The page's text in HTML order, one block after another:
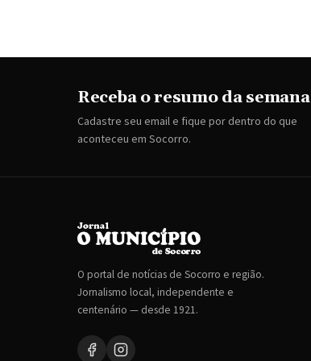
Receba o resumo da semana
Cadastre seu email e fique por dentro do que
aconteceu em Socorro.
O portal de notícias de Socorro e região.
Jornalismo local, independente e
centenário — desde 1921.